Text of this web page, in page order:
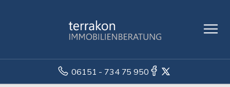
06151 - 734 75 950